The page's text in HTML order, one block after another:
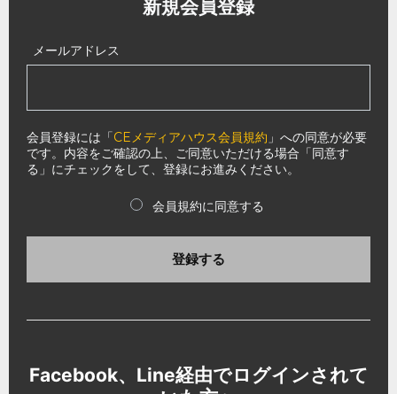
新規会員登録
メールアドレス
会員登録には「CEメディアハウス会員規約 」への同意が必要
です。内容をご確認の上、ご同意いただける場合「同意す
る」にチェックをして、登録にお進みください。
会員規約に同意する
登録する
Facebook、Line経由でログインされて